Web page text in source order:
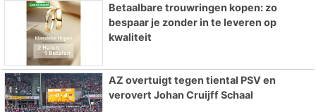
Betaalbare trouwringen kopen: zo
bespaar je zonder in te leveren op
kwaliteit
AZ overtuigt tegen tiental PSV en
verovert Johan Cruijff Schaal